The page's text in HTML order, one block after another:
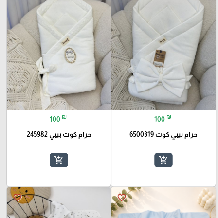
100 ₪
حرام بيبي كوت 6500319
add_shopping_cart
100 ₪
حرام كوت بيبي 245982
add_shopping_cart
favorite_border
favorite_border